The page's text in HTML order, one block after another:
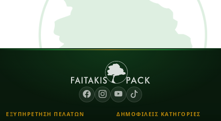
ΕΞΥΠΗΡΕΤΗΣΗ ΠΕΛΑΤΩΝ ΔΗΜΟΦΙΛΕΙΣ ΚΑΤΗΓΟΡΙΕΣ